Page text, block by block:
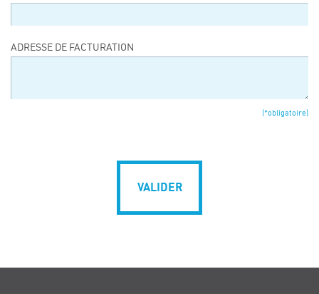
ADRESSE DE FACTURATION
(*obligatoire)
VALIDER